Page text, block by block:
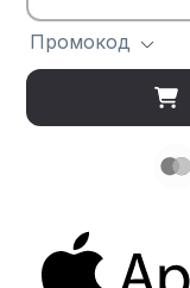
Промокод